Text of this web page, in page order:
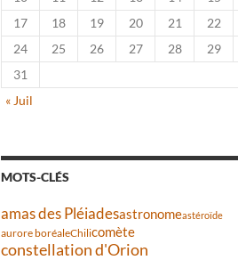
17
18 19 20 21 22
24
25 26 27 28 29
31
« Juil
MOTS-CLÉS
amas des Pléiadesastronomeastéroïde
aurore boréaleChilicomète
constellation d'Orion